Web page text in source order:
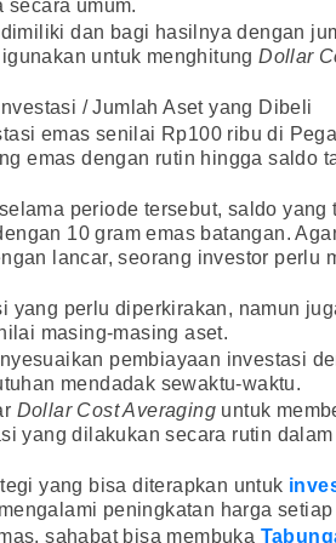
secara umum.
dan bagi hasilnya dengan
untuk menghitungDollar
/ Jumlah Aset yang Dibeli
emas senilai Rp100 ribu di
emas dengan rutin hingga saldo
periode tersebut, saldo yang
10 gram emas batangan.
lancar, seorang investor perlu
yang perlu diperkirakan, namun
masing-masing aset.
pembiayaan investasi
mendadak sewaktu-waktu.
Dollar Cost Averaging untuk
yang dilakukan secara rutin
yang bisa diterapkan untuk
peningkatan harga
sahabat bisa membuka